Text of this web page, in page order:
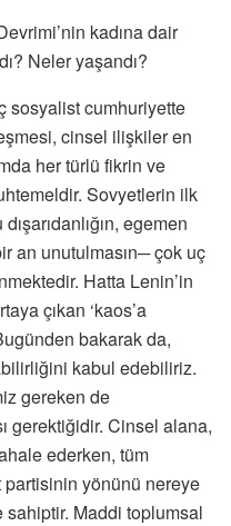
kadına dair
Neler yaşandı?
sosyalist cumhuriyette
cinsel ilişkiler en
her türlü fikrin ve
Sovyetlerin ilk
egemen
an unutulmasın─ çok uç
Hatta Lenin’in
çıkan ‘kaos’a
bakarak da,
kabul edebiliriz.
gereken de
gerektiğidir. Cinsel alana,
ederken, tüm
yönünü nereye
Maddi toplumsal